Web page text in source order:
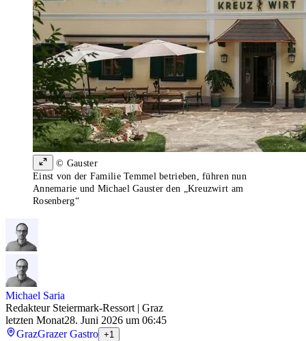
© Gauster
Einst von der Familie Temmel betrieben, führen nun
Annemarie und Michael Gauster den „Kreuzwirt am
Rosenberg“
Michael Saria
Redakteur Steiermark-Ressort | Graz
letzten Monat28. Juni 2026 um 06:45
GrazGrazer Gastro +1